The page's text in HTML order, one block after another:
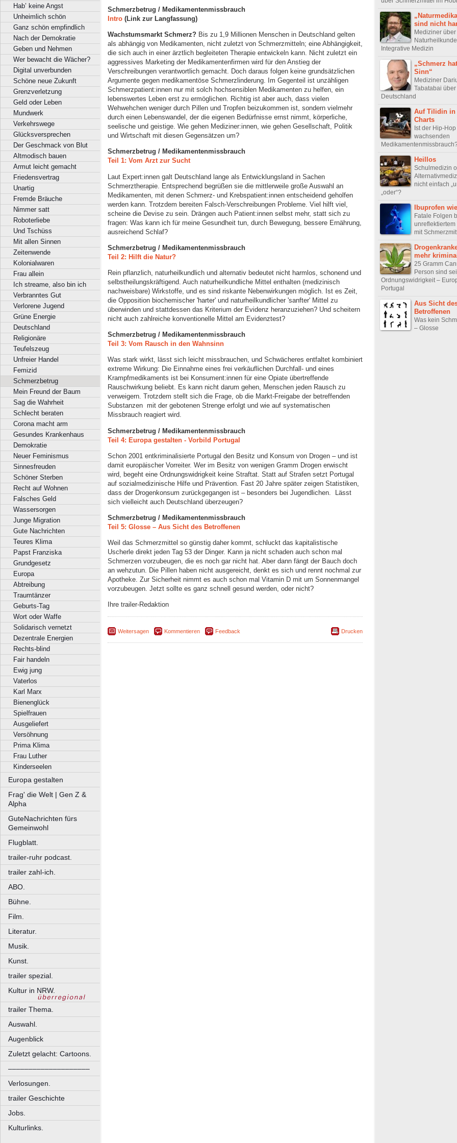
Hab’ keine Angst
Unheimlich schön
Ganz schön empfindlich
Nach der Demokratie
Geben und Nehmen
Wer bewacht die Wächer?
Digital unverbunden
Schöne neue Zukunft
Grenzverletzung
Geld oder Leben
Mundwerk
Verkehrswege
Glücksversprechen
Der Geschmack von Blut
Altmodisch bauen
Armut leicht gemacht
Friedensvertrag
Unartig
Fremde Bräuche
Nimmer satt
Roboterliebe
Und Tschüss
Mit allen Sinnen
Zeitenwende
Kolonialwaren
Frau allein
Ich streame, also bin ich
Verbranntes Gut
Verlorene Jugend
Grüne Energie
Deutschland
Religionäre
Teufelszeug
Unfreier Handel
Femizid
Schmerzbetrug
Mein Freund der Baum
Sag die Wahrheit
Schlecht beraten
Corona macht arm
Gesundes Krankenhaus
Demokratie
Neuer Feminismus
Sinnesfreuden
Schöner Sterben
Recht auf Wohnen
Falsches Geld
Wassersorgen
Junge Migration
Gute Nachrichten
Teures Klima
Papst Franziska
Grundgesetz
Europa
Abtreibung
Traumtänzer
Geburts-Tag
Wort oder Waffe
Solidarisch vernetzt
Dezentrale Energien
Rechts-blind
Fair handeln
Ewig jung
Vaterlos
Karl Marx
Bienenglück
Spielfrauen
Ausgeliefert
Versöhnung
Prima Klima
Frau Luther
Kinderseelen
Europa gestalten
Frag' die Welt | Gen Z &
Alpha
GuteNachrichten fürs
Gemeinwohl
Flugblatt.
trailer-ruhr podcast.
trailer zahl-ich.
ABO.
Bühne.
Film.
Literatur.
Musik.
Kunst.
trailer spezial.
Kultur in NRW.
trailer Thema.
Auswahl.
Augenblick
Zuletzt gelacht: Cartoons.
––––––––––––––––––––
Verlosungen.
trailer Geschichte
Jobs.
Kulturlinks.
Schmerzbetrug / Medikamentenmissbrauch
Intro (Link zur Langfassung)
Wachstumsmarkt Schmerz? Bis zu 1,9 Millionen Menschen in Deutschland gelten
als abhängig von Medikamenten, nicht zuletzt von Schmerzmitteln; eine Abhängigkeit,
die sich auch in einer ärztlich begleiteten Therapie entwickeln kann. Nicht zuletzt ein
aggressives Marketing der Medikamentenfirmen wird für den Anstieg der
Verschreibungen verantwortlich gemacht. Doch daraus folgen keine grundsätzlichen
Argumente gegen medikamentöse Schmerzlinderung. Im Gegenteil ist unzähligen
Schmerzpatient:innen nur mit solch hochsensiblen Medikamenten zu helfen, ein
lebenswertes Leben erst zu ermöglichen. Richtig ist aber auch, dass vielen
Wehwehchen weniger durch Pillen und Tropfen beizukommen ist, sondern vielmehr
durch einen Lebenswandel, der die eigenen Bedürfnisse ernst nimmt, körperliche,
seelische und geistige. Wie gehen Mediziner:innen, wie gehen Gesellschaft, Politik
und Wirtschaft mit diesen Gegensätzen um?
Schmerzbetrug / Medikamentenmissbrauch
Teil 1: Vom Arzt zur Sucht
Laut Expert:innen galt Deutschland lange als Entwicklungsland in Sachen
Schmerztherapie. Entsprechend begrüßen sie die mittlerweile große Auswahl an
Medikamenten, mit denen Schmerz- und Krebspatient:innen entscheidend geholfen
werden kann. Trotzdem bereiten Falsch-Verschreibungen Probleme. Viel hilft viel,
scheine die Devise zu sein. Drängen auch Patient:innen selbst mehr, statt sich zu
fragen: Was kann ich für meine Gesundheit tun, durch Bewegung, bessere Ernährung,
ausreichend Schlaf?
Schmerzbetrug / Medikamentenmissbrauch
Teil 2: Hilft die Natur?
Rein pflanzlich, naturheilkundlich und alternativ bedeutet nicht harmlos, schonend und
selbstheilungskräftigend. Auch naturheilkundliche Mittel enthalten (medizinisch
nachweisbare) Wirkstoffe, und es sind riskante Nebenwirkungen möglich. Ist es Zeit,
die Opposition biochemischer 'harter' und naturheilkundlicher 'sanfter' Mittel zu
überwinden und stattdessen das Kriterium der Evidenz heranzuziehen? Und scheitern
nicht auch zahlreiche konventionelle Mittel am Evidenztest?
Schmerzbetrug / Medikamentenmissbrauch
Teil 3: Vom Rausch in den Wahnsinn
Was stark wirkt, lässt sich leicht missbrauchen, und Schwächeres entfaltet kombiniert
extreme Wirkung: Die Einnahme eines frei verkäuflichen Durchfall- und eines
Krampfmedikaments ist bei Konsument:innen für eine Opiate übertreffende
Rauschwirkung beliebt. Es kann nicht darum gehen, Menschen jeden Rausch zu
verweigern. Trotzdem stellt sich die Frage, ob die Markt-Freigabe der betreffenden
Substanzen mit der gebotenen Strenge erfolgt und wie auf systematischen
Missbrauch reagiert wird.
Schmerzbetrug / Medikamentenmissbrauch
Teil 4: Europa gestalten - Vorbild Portugal
Schon 2001 entkriminalisierte Portugal den Besitz und Konsum von Drogen – und ist
damit europäischer Vorreiter. Wer im Besitz von wenigen Gramm Drogen erwischt
wird, begeht eine Ordnungswidrigkeit keine Straftat. Statt auf Strafen setzt Portugal
auf sozialmedizinische Hilfe und Prävention. Fast 20 Jahre später zeigen Statistiken,
dass der Drogenkonsum zurückgegangen ist – besonders bei Jugendlichen. Lässt
sich vielleicht auch Deutschland überzeugen?
Schmerzbetrug / Medikamentenmissbrauch
Teil 5: Glosse – Aus Sicht des Betroffenen
Weil das Schmerzmittel so günstig daher kommt, schluckt das kapitalistische
Uscherle direkt jeden Tag 53 der Dinger. Kann ja nicht schaden auch schon mal
Schmerzen vorzubeugen, die es noch gar nicht hat. Aber dann fängt der Bauch doch
an wehzutun. Die Pillen haben nicht ausgereicht, denkt es sich und rennt nochmal zur
Apotheke. Zur Sicherheit nimmt es auch schon mal Vitamin D mit um Sonnenmangel
vorzubeugen. Jetzt sollte es ganz schnell gesund werden, oder nicht?
Ihre trailer-Redaktion
Weitersagen Kommentieren Feedback Drucken
sind nicht
Mediziner über
Integrative Medizin
„Schmerz
Sinn“
Mediziner
Tabatabai
Deutschland
Auf Tilidin in
Charts
Ist der Hip-
wachsenden
Heillos
Schulmedizin
nicht einfach
„oder“?
Ibuprofen
Fatale Folgen
mit
mehr
25 Gramm
Person sind
Ordnungswidrigkeit –
Portugal
Aus Sicht
Betroffenen
Was kein
– Glosse